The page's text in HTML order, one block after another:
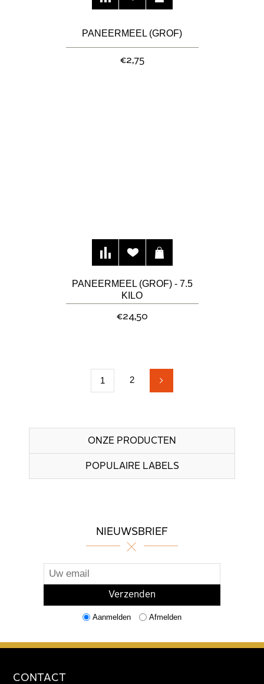
PANEERMEEL (GROF)
€2,75
PANEERMEEL (GROF) - 7.5
KILO
€24,50
1 2
ONZE PRODUCTEN
POPULAIRE LABELS
NIEUWSBRIEF
Aanmelden Afmelden
CONTACT